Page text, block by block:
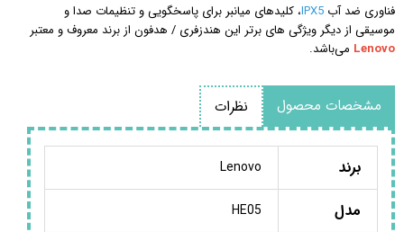
فناوری ضد آب IPX5، کلیدهای میانبر برای پاسخگویی و تنظیمات صدا و
موسیقی از دیگر ویژگی ‌های برتر این هندزفری / هدفون از برند معروف و معتبر
Lenovo می‌باشد.
مشخصات محصول نظرات
برند Lenovo
مدل HE05